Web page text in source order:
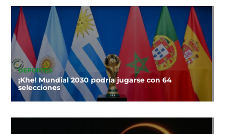
DEPORTES
¡Khe! Mundial 2030 podría jugarse con 64
selecciones